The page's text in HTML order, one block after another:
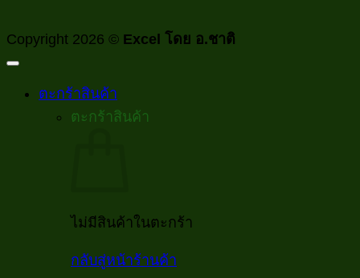
Copyright 2026 © Excel โดย อ.ชาติ
ตะกร้าสินค้า
ตะกร้าสินค้า
ไม่มีสินค้าในตะกร้า
กลับสู่หน้าร้านค้า